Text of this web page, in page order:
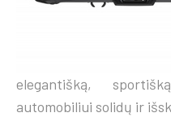
elegantišką,
automobiliui solidų ir